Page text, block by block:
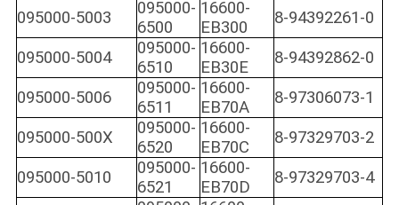
095000-5003
095000-
6500
16600-
EB300
8-94392261-0
095000-5004
095000-
6510
16600-
EB30E
8-94392862-0
095000-5006
095000-
6511
16600-
EB70A
8-97306073-1
095000-500X
095000-
6520
16600-
EB70C
8-97329703-2
095000-5010
095000-
6521
16600-
EB70D
8-97329703-4